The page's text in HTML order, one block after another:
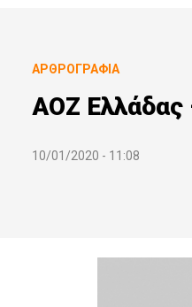
ΑΡΘΡΟΓΡΑΦΊΑ
ΑΟΖ Ελλάδας
10/01/2020 - 11:08